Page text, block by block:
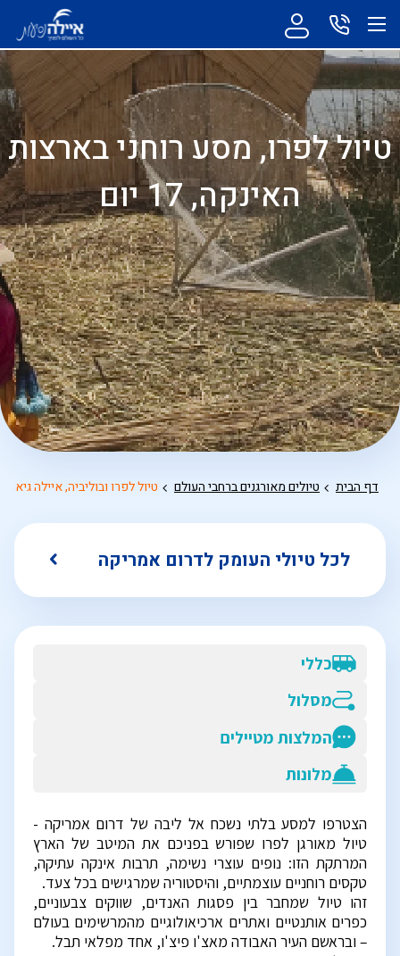
טיול לפרו, מסע רוחני בארצות
האינקה, 17 יום
דף הבית טיולים מאורגנים ברחבי העולם טיול לפרו ובוליביה, איילה
לכל טיולי העומק לדרום אמריקה